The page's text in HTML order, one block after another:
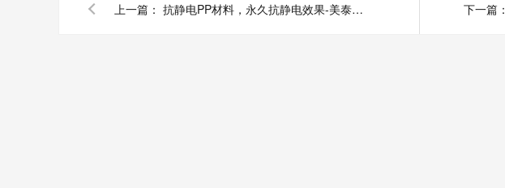
上一篇： 抗静电PP材料，永久抗静电效果-美泰塑胶 下一篇：